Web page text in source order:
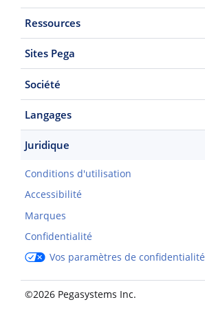
Ressources
Sites Pega
Société
Langages
Juridique
Conditions d'utilisation
Accessibilité
Marques
Confidentialité
Vos paramètres de confidentialité
©2026 Pegasystems Inc.